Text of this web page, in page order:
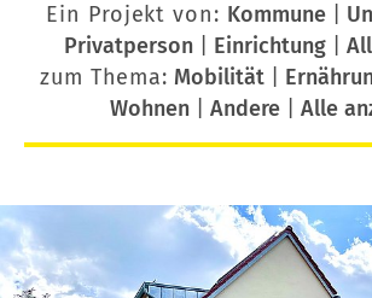
Ein Projekt von: Kommune|
Privatperson| Einrichtung|
zum Thema: Mobilität
Wohnen| Andere| Alle